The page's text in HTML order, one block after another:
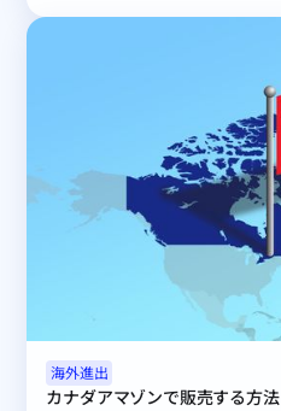
海外進出
カナダアマゾンで販売する方法